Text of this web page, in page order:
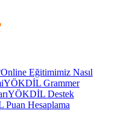
Online Eğitimimiz Nasıl
YÖKDİL Grammer
YÖKDİL Destek
Hesaplama